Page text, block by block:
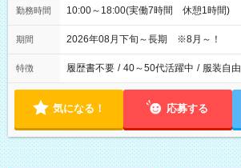
勤務時間 10:00～18:00(実働7時間 休憩1時間)
期間 2026年08月下旬～長期 ※8月～！
特徴 履歴書不要 / 40～50代活躍中 / 服装自由
気になる！ 応募する